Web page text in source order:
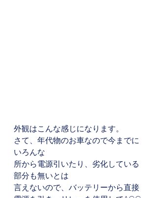
外観はこんな感じになります。
さて、年代物のお車なので今までに
いろんな
所から電源引いたり、劣化している
部分も無いとは
言えないので、バッテリーから直接